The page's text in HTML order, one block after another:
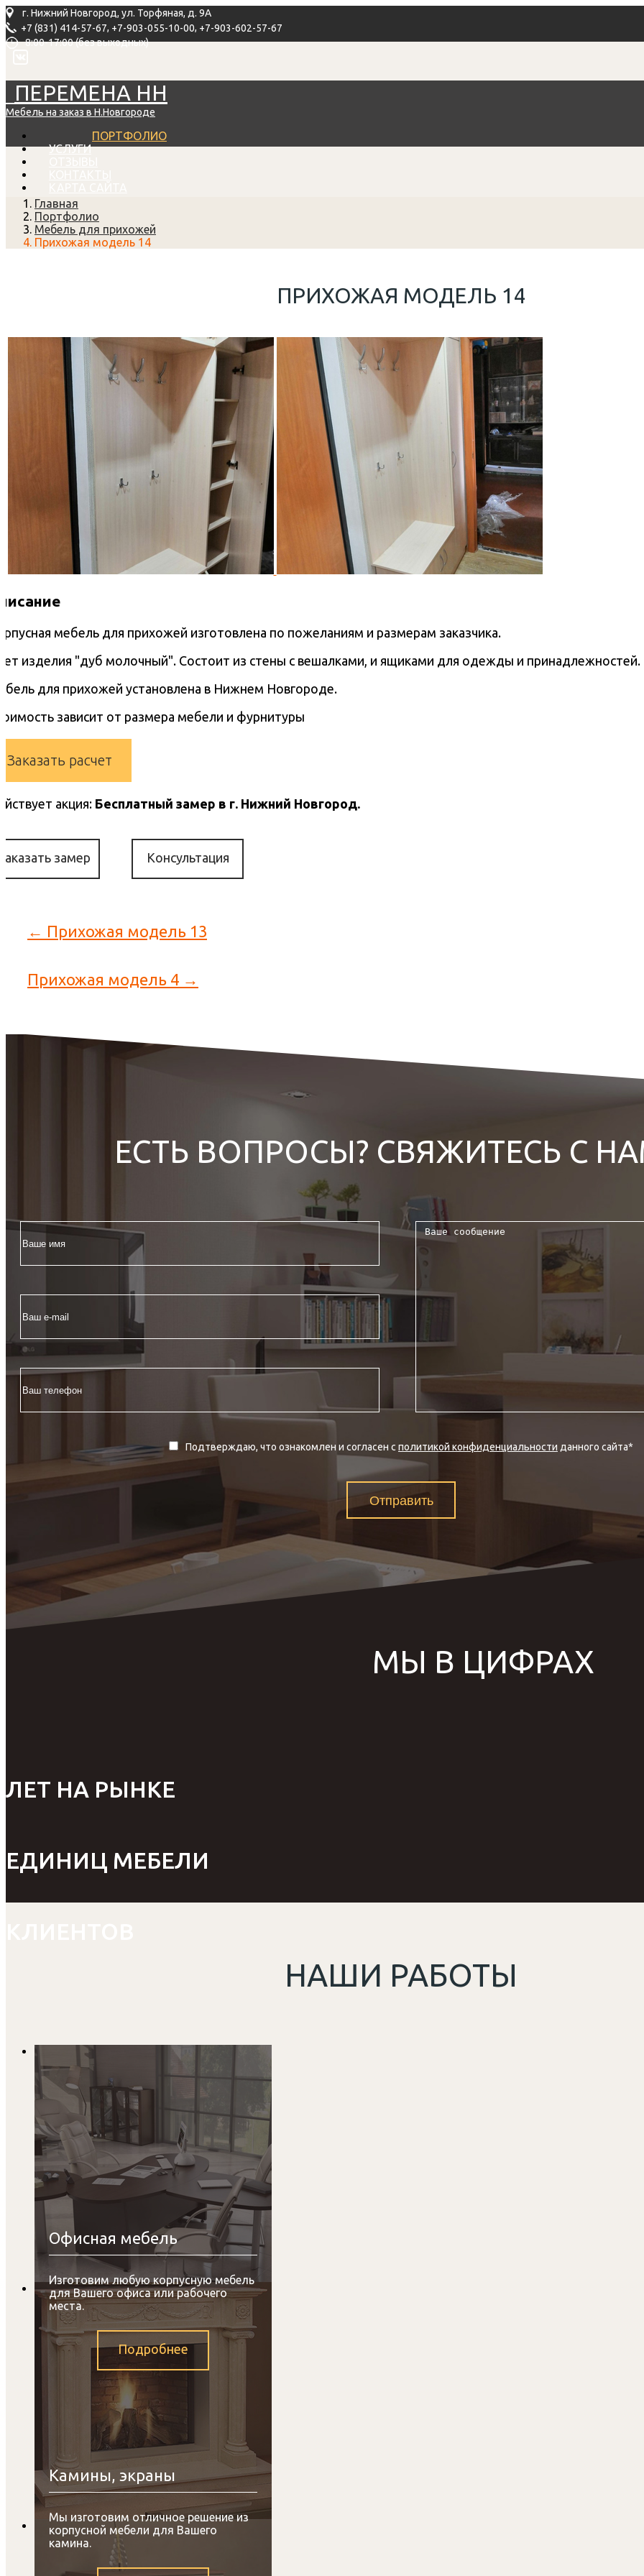
г. Нижний Новгород, ул. Торфяная, д. 9А
+7 (831) 414-57-67, +7-903-055-10-00, +7-903-602-57-67
8:00-17:00 (без выходных)
ПЕРЕМЕНА НН
Мебель на заказ в Н.Новгороде
ПОРТФОЛИО
УСЛУГИ
Главная
Портфолио
Мебель для прихожей
Прихожая модель 14
ПРИХОЖАЯ МОДЕЛЬ 14
мебель для прихожей изготовлена по пожеланиям и размерам заказчика.
изделия "дуб молочный". Состоит из стены с вешалками, и ящиками для одежды и принадлежностей.
для прихожей установлена в Нижнем Новгороде.
зависит от размера мебели и фурнитуры
Заказать расчет
акция: Бесплатный замер в г. Нижний Новгород.
замер Консультация
← Прихожая модель 13
Прихожая модель 4 →
ЕСТЬ ВОПРОСЫ? СВЯЖИТЕСЬ С
Подтверждаю, что ознакомлен и согласен с политикой конфиденциальности данного сайта*
Отправить
МЫ В ЦИФРАХ
ЛЕТ НА РЫНКЕ
ЕДИНИЦ МЕБЕЛИ
НАШИ РАБОТЫ
Офисная мебель
Изготовим любую корпусную мебель
для Вашего офиса или рабочего
места.
Подробнее
Камины, экраны
Мы изготовим отличное решение из
корпусной мебели для Вашего
камина.